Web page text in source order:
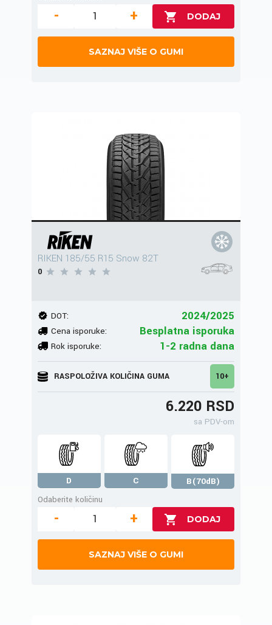
- +
SAZNAJ VIŠE O GUMI
RIKEN 185/55 R15 Snow 82T
0
DOT: 2024/2025
Cena isporuke: Besplatna isporuka
Rok isporuke: 1-2 radna dana
RASPOLOŽIVA KOLIČINA GUMA 10+
6.220 RSD
sa PDV-om
D C
B(70dB)
Odaberite količinu
- +
SAZNAJ VIŠE O GUMI